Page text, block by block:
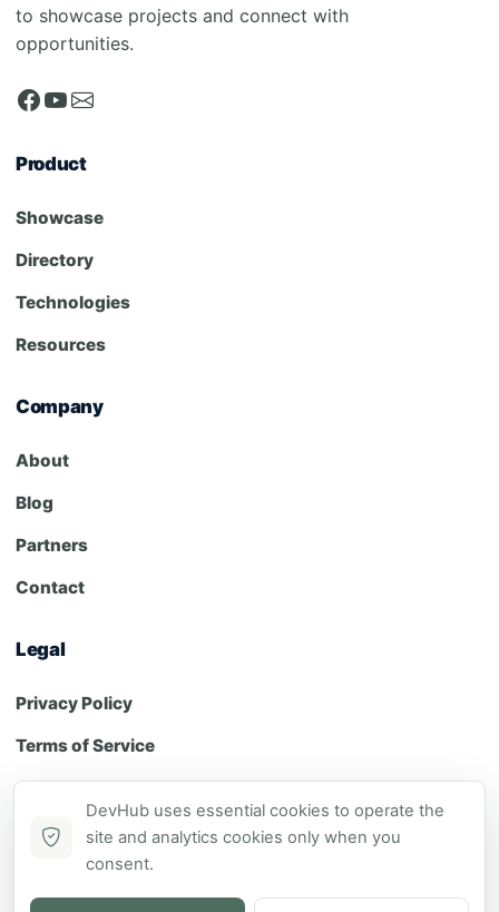
to showcase projects and connect with
opportunities.
Product
Showcase
Directory
Technologies
Resources
Company
About
Blog
Partners
Contact
Legal
Privacy Policy
Terms of Service
Cookie Policy
© 2024 DH. All rights reserved.
DevHub uses essential cookies to operate the
site and analytics cookies only when you
consent.